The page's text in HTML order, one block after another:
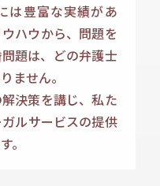
は豊富な実績があ
ハウから、問題を
題は、どの弁護士
ません。
決策を講じ、私た
ルサービスの提供
。